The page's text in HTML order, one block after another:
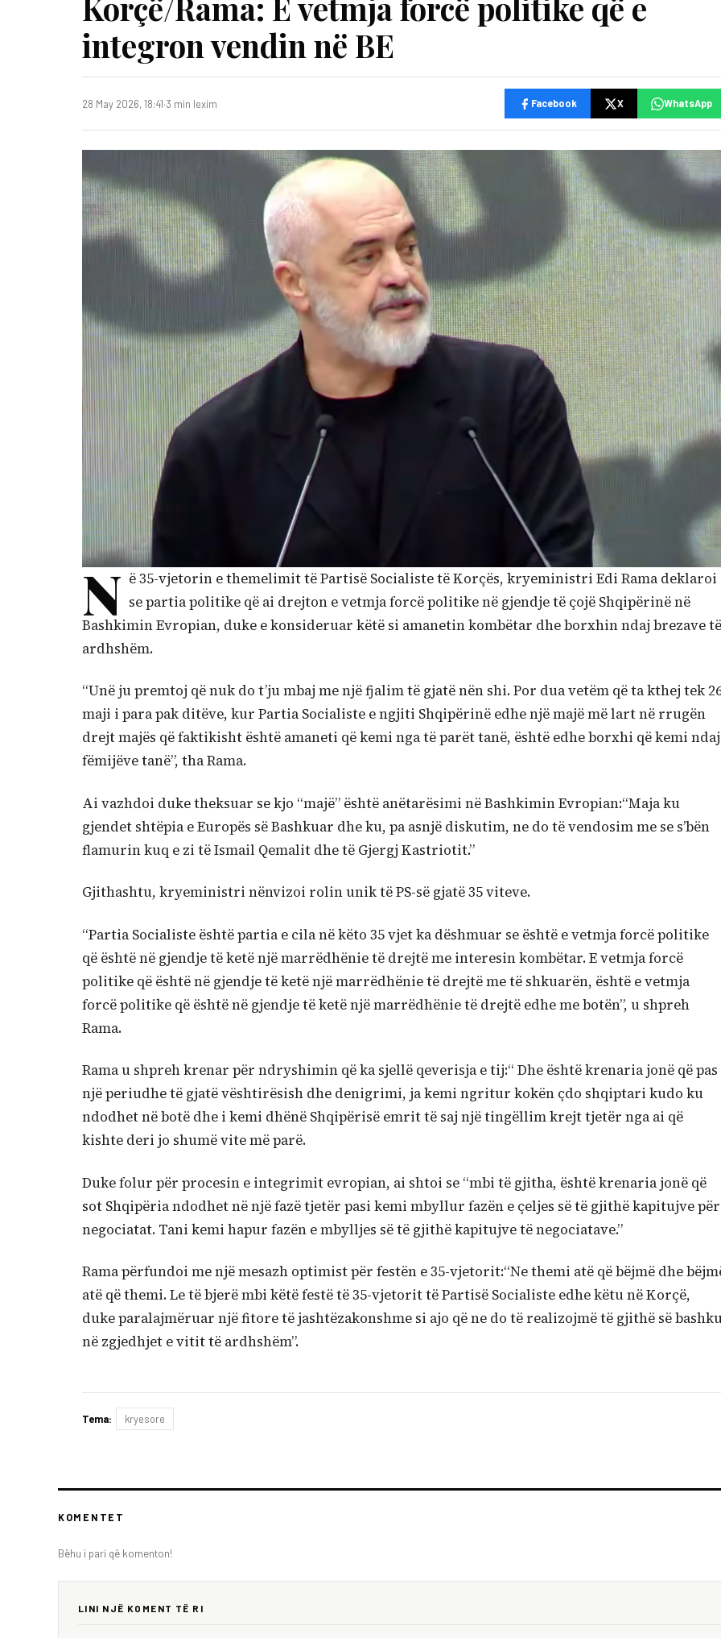
integron vendin në BE
28 May 2026, 18:41·3 min lexim Facebook X WhatsApp
N ë 35-vjetorin e themelimit të Partisë Socialiste të Korçës, kryeministri Edi Rama deklaroi
se partia politike që ai drejton e vetmja forcë politike në gjendje të çojë Shqipërinë në
Bashkimin Evropian, duke e konsideruar këtë si amanetin kombëtar dhe borxhin ndaj brezave të
ardhshëm.
“Unë ju premtoj që nuk do t’ju mbaj me një fjalim të gjatë nën shi. Por dua vetëm që ta kthej tek
maji i para pak ditëve, kur Partia Socialiste e ngjiti Shqipërinë edhe një majë më lart në rrugën
drejt majës që faktikisht është amaneti që kemi nga të parët tanë, është edhe borxhi që kemi ndaj
fëmijëve tanë”, tha Rama.
Ai vazhdoi duke theksuar se kjo “majë” është anëtarësimi në Bashkimin Evropian:“Maja ku
gjendet shtëpia e Europës së Bashkuar dhe ku, pa asnjë diskutim, ne do të vendosim me se s’bën
flamurin kuq e zi të Ismail Qemalit dhe të Gjergj Kastriotit.”
Gjithashtu, kryeministri nënvizoi rolin unik të PS-së gjatë 35 viteve.
“Partia Socialiste është partia e cila në këto 35 vjet ka dëshmuar se është e vetmja forcë politike
që është në gjendje të ketë një marrëdhënie të drejtë me interesin kombëtar. E vetmja forcë
politike që është në gjendje të ketë një marrëdhënie të drejtë me të shkuarën, është e vetmja
forcë politike që është në gjendje të ketë një marrëdhënie të drejtë edhe me botën”, u shpreh
Rama.
Rama u shpreh krenar për ndryshimin që ka sjellë qeverisja e tij:“ Dhe është krenaria jonë që pas
një periudhe të gjatë vështirësish dhe denigrimi, ja kemi ngritur kokën çdo shqiptari kudo ku
ndodhet në botë dhe i kemi dhënë Shqipërisë emrit të saj një tingëllim krejt tjetër nga ai që
kishte deri jo shumë vite më parë.
Duke folur për procesin e integrimit evropian, ai shtoi se “mbi të gjitha, është krenaria jonë që
sot Shqipëria ndodhet në një fazë tjetër pasi kemi mbyllur fazën e çeljes së të gjithë kapitujve për
negociatat. Tani kemi hapur fazën e mbylljes së të gjithë kapitujve të negociatave.”
Rama përfundoi me një mesazh optimist për festën e 35-vjetorit:“Ne themi atë që bëjmë dhe
atë që themi. Le të bjerë mbi këtë festë të 35-vjetorit të Partisë Socialiste edhe këtu në Korçë,
duke paralajmëruar një fitore të jashtëzakonshme si ajo që ne do të realizojmë të gjithë së
në zgjedhjet e vitit të ardhshëm”.
Tema: kryesore
KOMENTET
Bëhu i pari që komenton!
LINI NJË KOMENT TË RI